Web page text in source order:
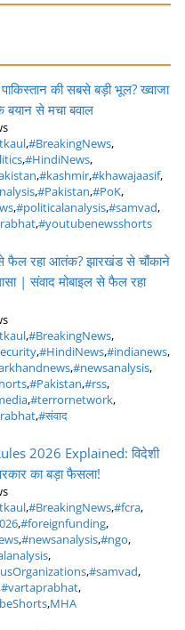
की सबसे बड़ी भूल? ख्वाजा
से मचा बवाल
,#BreakingNews,
,#HindiNews,
,#kashmir,#khawajaasif,
,#Pakistan,#PoK,
,#politicalanalysis,#samvad,
,#youtubenewsshorts
फैल रहा आतंक? झारखंड से चौंकाने
| संवाद मोबाइल से फैल रहा
,#BreakingNews,
,#HindiNews,#indianews,
,#newsanalysis,
,#Pakistan,#rss,
,#terrornetwork,
,#संवाद
2026 Explained: विदेशी
का बड़ा फैसला!
,#BreakingNews,#fcra,
,#foreignfunding,
,#newsanalysis,#ngo,
,
,#samvad,
#vartaprabhat,
,MHA